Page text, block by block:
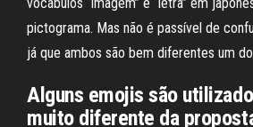
pictograma. Mas não é passível de
já que ambos são bem diferentes um
Alguns emojis são
muito diferente da